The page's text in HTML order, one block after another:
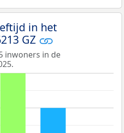
in het
GZ
inwoners in de